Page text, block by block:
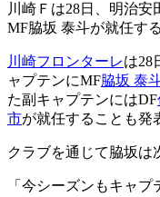
川崎Ｆは28日、明治
MF脇坂 泰斗が就任す
川崎フロンターレは28
ャプテンにMF脇坂 泰
た副キャプテンにはDF
市が就任することも発
クラブを通じて脇坂は
「今シーズンもキャ